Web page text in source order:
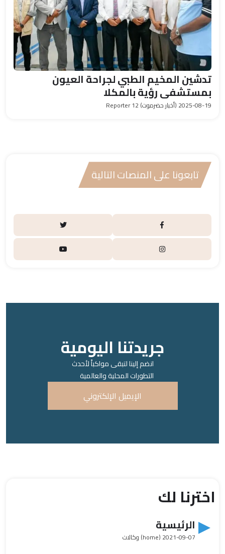
تدشين المخيم الطبي لجراحة العيون
بمستشفى رؤية بالمكلا
2025-08-19 (أخبار حضرموت) Reporter 12
تابعونا على المنصات التالية
جريدتنا اليومية
انضم إلينا لتبقى مواكباً لأحدث
التطورات المحلية والعالمية
الإيميل الإلكتروني
اخترنا لك
الرئيسية
2021-09-07 (home) وكالات